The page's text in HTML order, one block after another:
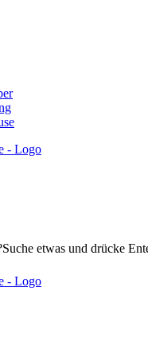
Suche etwas und drücke